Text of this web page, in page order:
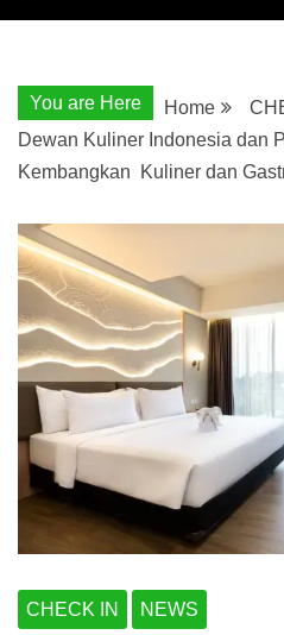
You are Here Home
Dewan Kuliner Indonesia dan
Kembangkan Kuliner dan
CHECK IN NEWS